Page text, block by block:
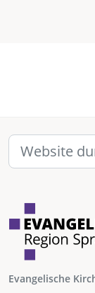
Evangelische